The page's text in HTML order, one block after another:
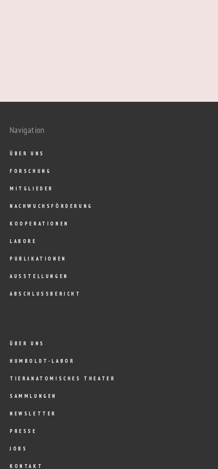
Navigation
ÜBER UNS
FORSCHUNG
MITGLIEDER
NACHWUCHSFÖRDERUNG
KOOPERATIONEN
LABORE
PUBLIKATIONEN
AUSSTELLUNGEN
ABSCHLUSSBERICHT
ÜBER UNS
HUMBOLDT-LABOR
TIERANATOMISCHES THEATER
SAMMLUNGEN
NEWSLETTER
PRESSE
JOBS
KONTAKT